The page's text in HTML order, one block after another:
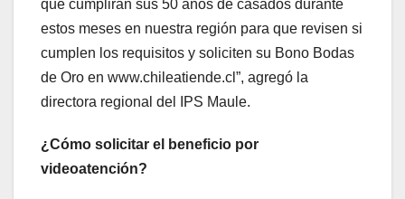
que cumplirán sus 50 años de casados durante
estos meses en nuestra región para que revisen si
cumplen los requisitos y soliciten su Bono Bodas
de Oro en www.chileatiende.cl”, agregó la
directora regional del IPS Maule.
¿Cómo solicitar el beneficio por
videoatención?